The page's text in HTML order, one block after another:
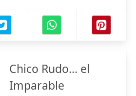
Chico Rudo... el
Imparable